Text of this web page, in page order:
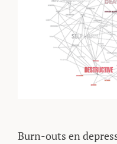
Burn-outs en